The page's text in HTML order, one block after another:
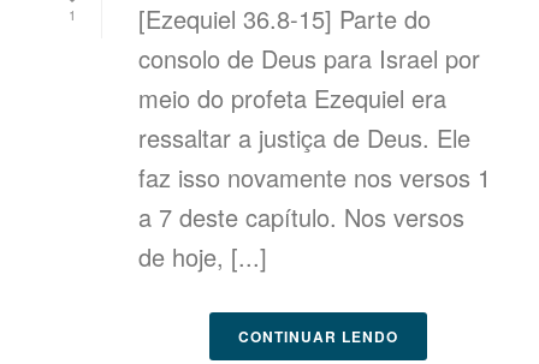
1
[Ezequiel 36.8-15] Parte do
consolo de Deus para Israel por
meio do profeta Ezequiel era
ressaltar a justiça de Deus. Ele
faz isso novamente nos versos 1
a 7 deste capítulo. Nos versos
de hoje, [...]
CONTINUAR LENDO